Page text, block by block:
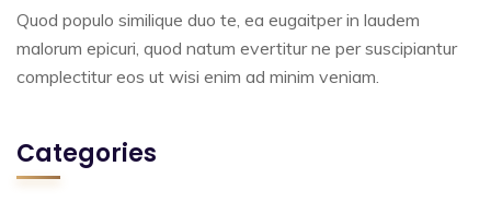
Quod populo similique duo te, ea eugaitper in laudem
malorum epicuri, quod natum evertitur ne per suscipiantur
complectitur eos ut wisi enim ad minim veniam.
Categories